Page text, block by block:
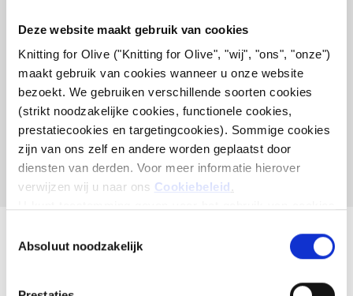
Deze website maakt gebruik van cookies
Knitting for Olive ("Knitting for Olive", "wij", "ons", "onze")
maakt gebruik van cookies wanneer u onze website
bezoekt. We gebruiken verschillende soorten cookies
(strikt noodzakelijke cookies, functionele cookies,
prestatiecookies en targetingcookies). Sommige cookies
zijn van ons zelf en andere worden geplaatst door
diensten van derden. Voor meer informatie hierover
verwijzen wij u naar ons Cookiebeleid .
Uw toestemming houdt in dat er cookies mogen worden
geplaatst en dat wij, als verwerkingsverantwoordelijke,
uw persoonsgegevens mogen verwerken voor de
selecteren
Absoluut noodzakelijk
HEAVY MERINO
VERENIGBAAR MET SOFT
SILK MOHAIR - UNICORN
PURPLE
Deze collectie is leeg
GA VERDER MET WINKELEN